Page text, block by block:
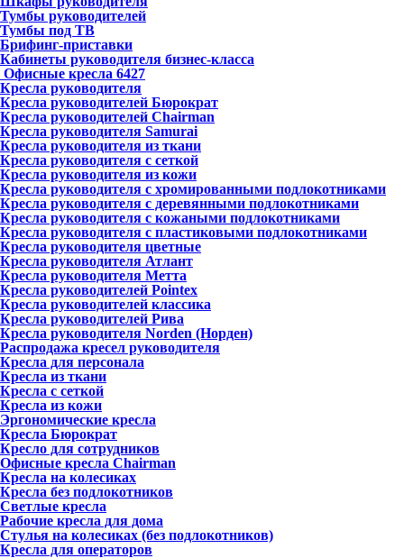
Тумбы руководителей
Тумбы под ТВ
Брифинг-приставки
Кабинеты руководителя бизнес-класса
Офисные кресла 6427
Кресла руководителя
Кресла руководителей Бюрократ
Кресла руководителей Chairman
Кресла руководителя Samurai
Кресла руководителя из ткани
Кресла руководителя с сеткой
Кресла руководителя из кожи
Кресла руководителя с хромированными подлокотниками
Кресла руководителя с деревянными подлокотниками
Кресла руководителя с кожаными подлокотниками
Кресла руководителя с пластиковыми подлокотниками
Кресла руководителя цветные
Кресла руководителя Атлант
Кресла рyководителя Метта
Кресла руководителей Pointex
Кресла руководителей классика
Кресла руководителей Рива
Кресла руководителя Norden (Норден)
Распродажа кресел руководителя
Кресла для персонала
Кресла из ткани
Кресла с сеткой
Кресла из кожи
Эргономические кресла
Кресла Бюрократ
Кресло для сотрудников
Офисные кресла Chairman
Кресла на колесиках
Кресла без подлокотников
Светлые кресла
Рабочие кресла для дома
Стулья на колесиках (без подлокотников)
Кресла для операторов